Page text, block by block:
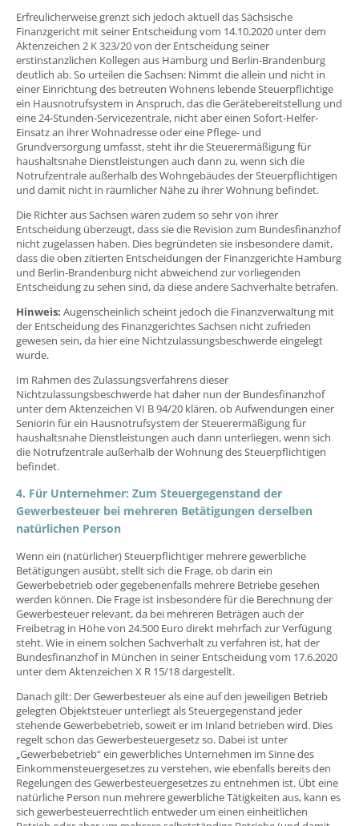
Erfreulicherweise grenzt sich jedoch aktuell das Sächsische
Finanzgericht mit seiner Entscheidung vom 14.10.2020 unter dem
Aktenzeichen 2 K 323/20 von der Entscheidung seiner
erstinstanzlichen Kollegen aus Hamburg und Berlin-Brandenburg
deutlich ab. So urteilen die Sachsen: Nimmt die allein und nicht in
einer Einrichtung des betreuten Wohnens lebende Steuerpflichtige
ein Hausnotrufsystem in Anspruch, das die Gerätebereitstellung und
eine 24-Stunden-Servicezentrale, nicht aber einen Sofort-Helfer-
Einsatz an ihrer Wohnadresse oder eine Pflege- und
Grundversorgung umfasst, steht ihr die Steuerermäßigung für
haushaltsnahe Dienstleistungen auch dann zu, wenn sich die
Notrufzentrale außerhalb des Wohngebäudes der Steuerpflichtigen
und damit nicht in räumlicher Nähe zu ihrer Wohnung befindet.
Die Richter aus Sachsen waren zudem so sehr von ihrer
Entscheidung überzeugt, dass sie die Revision zum Bundesfinanzhof
nicht zugelassen haben. Dies begründeten sie insbesondere damit,
dass die oben zitierten Entscheidungen der Finanzgerichte Hamburg
und Berlin-Brandenburg nicht abweichend zur vorliegenden
Entscheidung zu sehen sind, da diese andere Sachverhalte betrafen.
Hinweis: Augenscheinlich scheint jedoch die Finanzverwaltung mit
der Entscheidung des Finanzgerichtes Sachsen nicht zufrieden
gewesen sein, da hier eine Nichtzulassungsbeschwerde eingelegt
wurde.
Im Rahmen des Zulassungsverfahrens dieser
Nichtzulassungsbeschwerde hat daher nun der Bundesfinanzhof
unter dem Aktenzeichen VI B 94/20 klären, ob Aufwendungen einer
Seniorin für ein Hausnotrufsystem der Steuerermäßigung für
haushaltsnahe Dienstleistungen auch dann unterliegen, wenn sich
die Notrufzentrale außerhalb der Wohnung des Steuerpflichtigen
befindet.
4. Für Unternehmer: Zum Steuergegenstand der
Gewerbesteuer bei mehreren Betätigungen derselben
natürlichen Person
Wenn ein (natürlicher) Steuerpflichtiger mehrere gewerbliche
Betätigungen ausübt, stellt sich die Frage, ob darin ein
Gewerbebetrieb oder gegebenenfalls mehrere Betriebe gesehen
werden können. Die Frage ist insbesondere für die Berechnung der
Gewerbesteuer relevant, da bei mehreren Beträgen auch der
Freibetrag in Höhe von 24.500 Euro direkt mehrfach zur Verfügung
steht. Wie in einem solchen Sachverhalt zu verfahren ist, hat der
Bundesfinanzhof in München in seiner Entscheidung vom 17.6.2020
unter dem Aktenzeichen X R 15/18 dargestellt.
Danach gilt: Der Gewerbesteuer als eine auf den jeweiligen Betrieb
gelegten Objektsteuer unterliegt als Steuergegenstand jeder
stehende Gewerbebetrieb, soweit er im Inland betrieben wird. Dies
regelt schon das Gewerbesteuergesetz so. Dabei ist unter
„Gewerbebetrieb“ ein gewerbliches Unternehmen im Sinne des
Einkommensteuergesetzes zu verstehen, wie ebenfalls bereits den
Regelungen des Gewerbesteuergesetzes zu entnehmen ist. Übt eine
natürliche Person nun mehrere gewerbliche Tätigkeiten aus, kann es
sich gewerbesteuerrechtlich entweder um einen einheitlichen